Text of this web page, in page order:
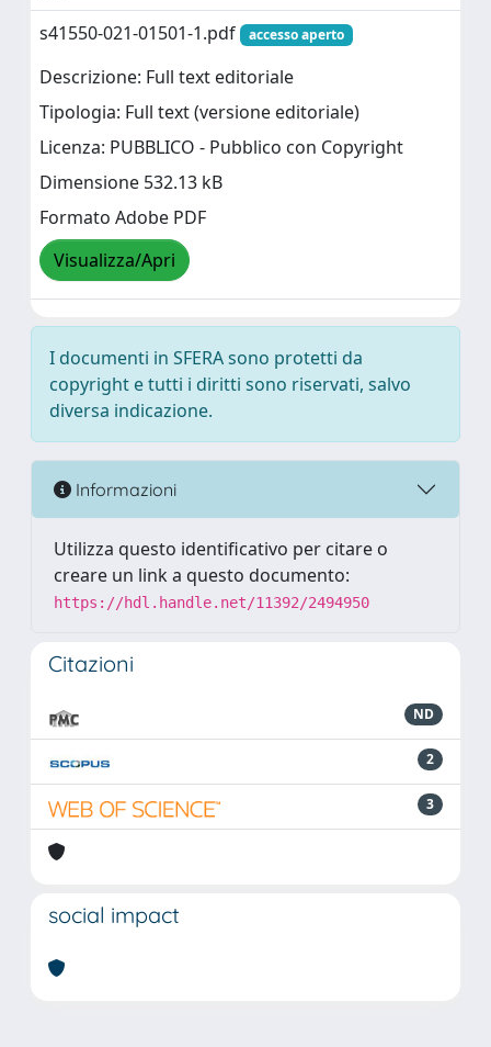
s41550-021-01501-1.pdf
accesso aperto
Descrizione: Full text editoriale
Tipologia: Full text (versione editoriale)
Licenza: PUBBLICO - Pubblico con Copyright
Dimensione 532.13 kB
Formato Adobe PDF
Visualizza/Apri
I documenti in SFERA sono protetti da
copyright e tutti i diritti sono riservati, salvo
diversa indicazione.
Informazioni
Utilizza questo identificativo per citare o
creare un link a questo documento:
https://hdl.handle.net/11392/2494950
Citazioni
ND
2
3
social impact